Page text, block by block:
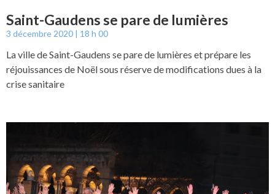
Saint-Gaudens se pare de lumières
3 décembre 2020 18 h 00
La ville de Saint-Gaudens se pare de lumières et prépare les
réjouissances de Noël sous réserve de modifications dues à la
crise sanitaire